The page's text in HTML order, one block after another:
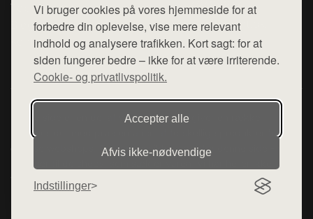
Vi bruger cookies på vores hjemmeside for at
forbedre din oplevelse, vise mere relevant
indhold og analysere trafikken. Kort sagt: for at
siden fungerer bedre – ikke for at være irriterende.
Cookie- og privatlivspolitik.
Accepter alle
Afvis ikke‑nødvendige
Indstillinger
Top Rabatter
Blog
Kontakt
Mail: hej@want.dk
Cookie- og privatlivspolitik
Denne side er en del af want.dk, der udgiver en række
hjemmesider med præsentation af forskellige produkter fra
diverse webshops. Der sælges ikke varer fra denne side - vi
henviser til de shops, som sælger varen. Vi har heller ikke
varerne på lager.